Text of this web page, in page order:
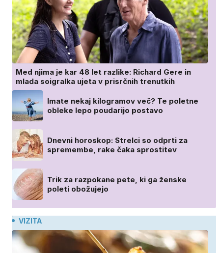
Med njima je kar 48 let razlike: Richard Gere in
mlada soigralka ujeta v prisrčnih trenutkih
Imate nekaj kilogramov več? Te poletne
obleke lepo poudarijo postavo
Dnevni horoskop: Strelci so odprti za
spremembe, rake čaka sprostitev
Trik za razpokane pete, ki ga ženske
poleti obožujejo
VIZITA